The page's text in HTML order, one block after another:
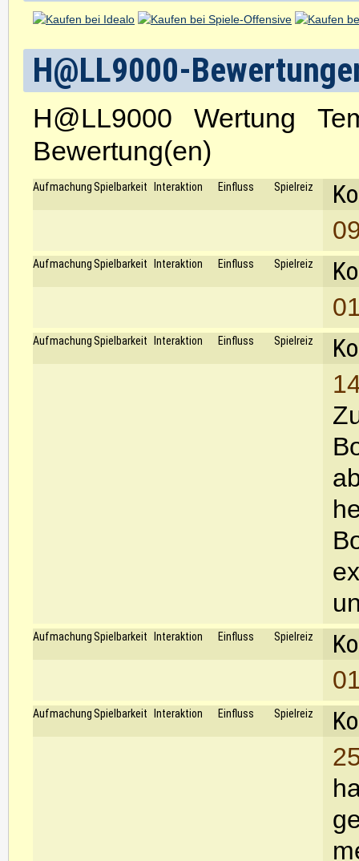
H@LL9000-
H@LL9000 Wertung
Bewertung(en)
Aufmachung Spielbarkeit Interaktion Einfluss Spielreiz
Aufmachung Spielbarkeit Interaktion Einfluss Spielreiz
Aufmachung Spielbarkeit Interaktion Einfluss Spielreiz
Aufmachung Spielbarkeit Interaktion Einfluss Spielreiz
Aufmachung Spielbarkeit Interaktion Einfluss Spielreiz